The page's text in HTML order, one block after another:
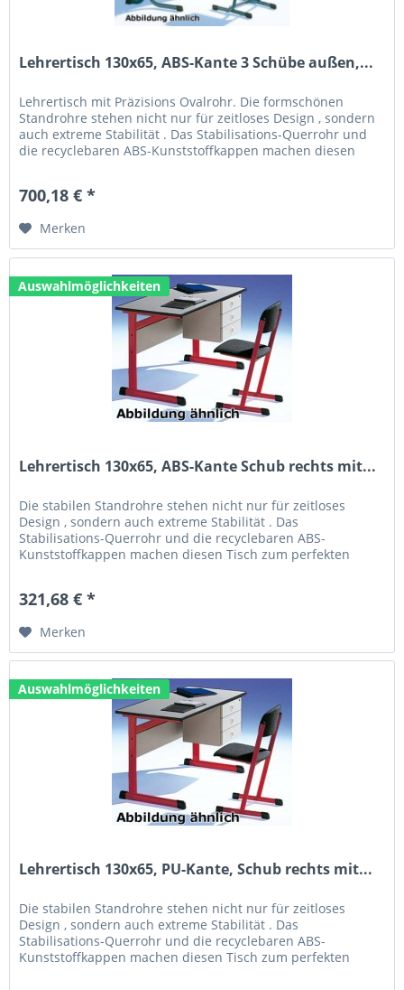
Lehrertisch 130x65, ABS-Kante 3 Schübe außen,...
Lehrertisch mit Präzisions Ovalrohr. Die formschönen
Standrohre stehen nicht nur für zeitloses Design , sondern
auch extreme Stabilität . Das Stabilisations-Querrohr und
die recyclebaren ABS-Kunststoffkappen machen diesen
700,18 € *
Merken
Auswahlmöglichkeiten
Lehrertisch 130x65, ABS-Kante Schub rechts mit...
Die stabilen Standrohre stehen nicht nur für zeitloses
Design , sondern auch extreme Stabilität . Das
Stabilisations-Querrohr und die recyclebaren ABS-
Kunststoffkappen machen diesen Tisch zum perfekten
321,68 € *
Merken
Auswahlmöglichkeiten
Lehrertisch 130x65, PU-Kante, Schub rechts mit...
Die stabilen Standrohre stehen nicht nur für zeitloses
Design , sondern auch extreme Stabilität . Das
Stabilisations-Querrohr und die recyclebaren ABS-
Kunststoffkappen machen diesen Tisch zum perfekten